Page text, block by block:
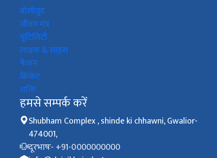
बॉलीवुड
जीवन मंत्र
यूटिलिटी
लाइफ & साइंस
फैशन
क्रिकेट
शक्ति
हमसे सम्पर्क करें
Shubham Complex , shinde ki chhawni, Gwalior-
474001,
दूरभाषः- +91-0000000000